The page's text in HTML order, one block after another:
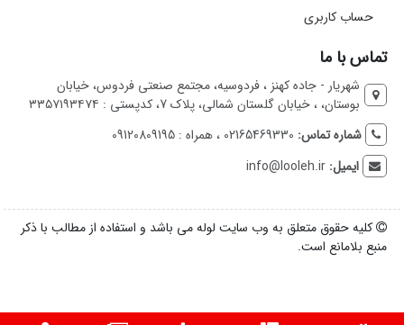
حساب کاربری
تماس با ما
شهریار - جاده کهنز ، فردوسیه، مجتمع صنعتی فردوس، خیابان
بوستان، ، خیابان گلستان شمالی، پلاک 7، کدپستی : ۳۳۵۷۱۹۳۴۷۴
شماره تماس: 02165469330 ، همراه : 09120809195
ایمیل:info@looleh.ir
کلیه حقوق متعلق به وب سایت لوله می باشد و استفاده از مطالب با ذکر
منبع بلامانع است.